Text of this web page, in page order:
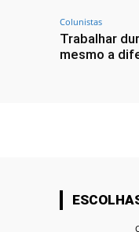
Colunistas
Trabalhar
mesmo a